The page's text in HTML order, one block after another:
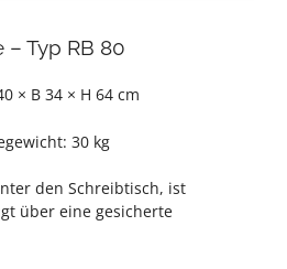
– Typ RB 80
× B 34 × H 64 cm
30 kg
den Schreibtisch, ist
über eine gesicherte